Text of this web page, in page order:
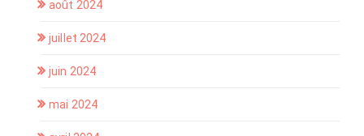
août 2024
juillet 2024
juin 2024
mai 2024